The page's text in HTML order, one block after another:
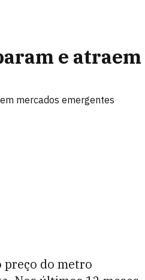
e atraem
mercados emergentes
preço do metro